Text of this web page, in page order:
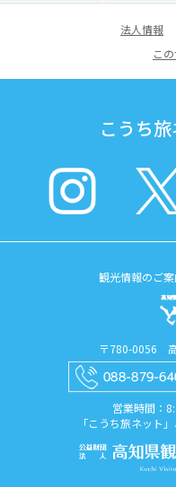
法人情報
こ
こうち
観光情報のご
〒780-0056
営業時間：
「こうち旅ネット